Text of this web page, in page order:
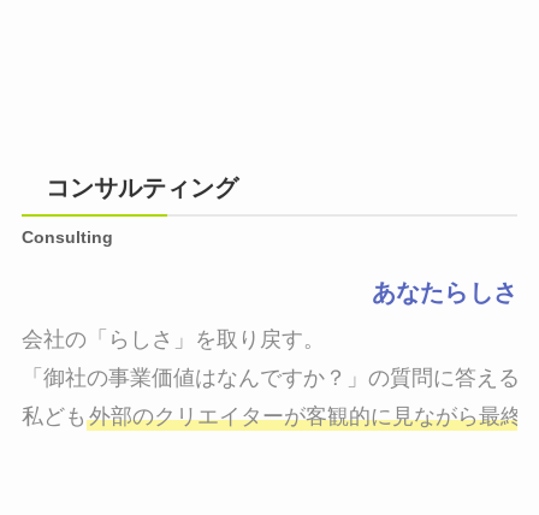
コンサルティング
Consulting
あなたらしさ
会社の「らしさ」を取り戻す。
「御社の事業価値はなんですか？」の質問に答える
私ども 外部のクリエイターが客観的に見ながら最終